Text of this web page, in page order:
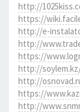
http://
https://
http://e-
http://
https://
http://
http://
https://
http://